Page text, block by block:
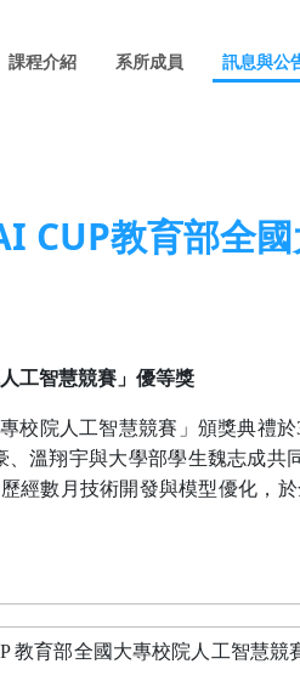
課程介紹 系所成員 訊息與公
CUP教育部全
工智慧競賽」優等獎
校院人工智慧競賽」頒獎典禮於
溫翔宇與大學部學生魏志成共
經數月技術開發與模型優化，於
教育部全國大專校院人工智慧競